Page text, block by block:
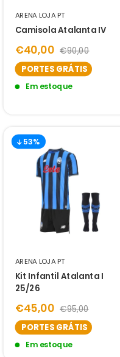
ARENA LOJA PT
Camisola Atalanta IV
€40,00 €90,00
PORTES GRÁTIS
Em estoque
53%
ARENA LOJA PT
Kit Infantil Atalanta I
25/26
€45,00 €95,00
PORTES GRÁTIS
Em estoque